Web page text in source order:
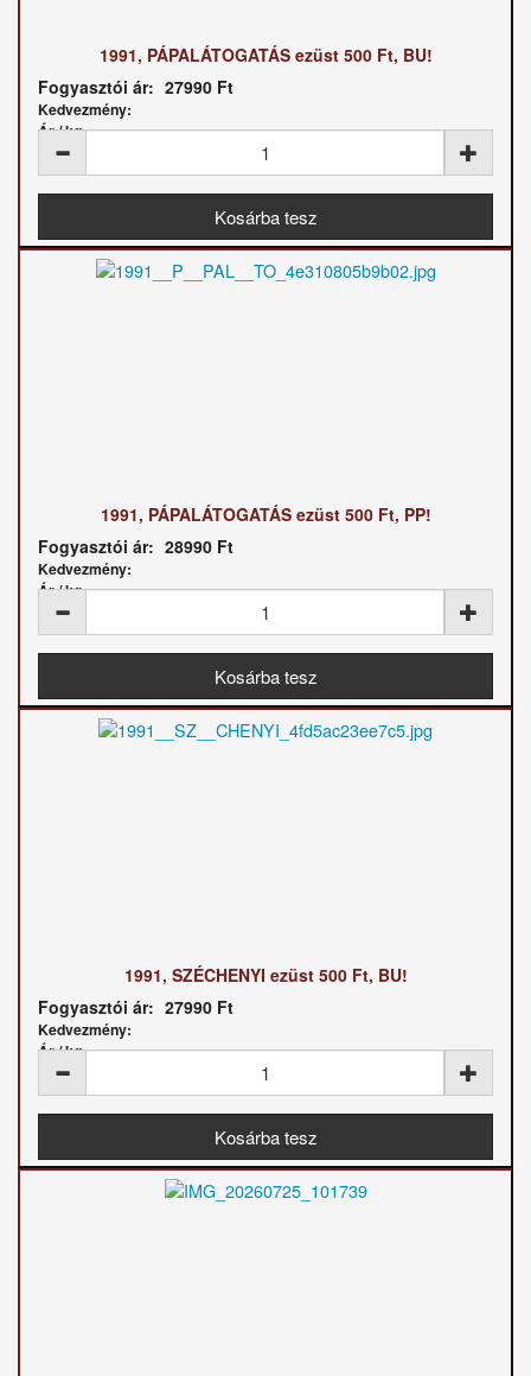
1991, PÁPALÁTOGATÁS ezüst 500 Ft, BU!
Fogyasztói ár: 27990 Ft
Kedvezmény:
Ár / kg:
1991, PÁPALÁTOGATÁS ezüst 500 Ft, PP!
Fogyasztói ár: 28990 Ft
Kedvezmény:
Ár / kg:
1991, SZÉCHENYI ezüst 500 Ft, BU!
Fogyasztói ár: 27990 Ft
Kedvezmény:
Ár / kg: